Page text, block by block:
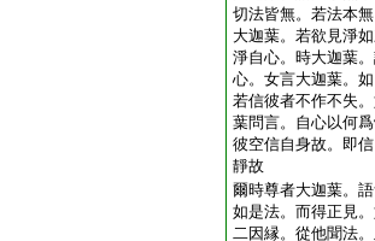
切法皆無。若法本
大迦葉。若欲見淨
淨自心。時大迦葉
心。女言大迦葉。
若信彼者不作不失
葉問言。自心以何
彼空信自身故。即
靜故
爾時尊者大迦葉。
如是法。而得正見
二因縁。從他聞法